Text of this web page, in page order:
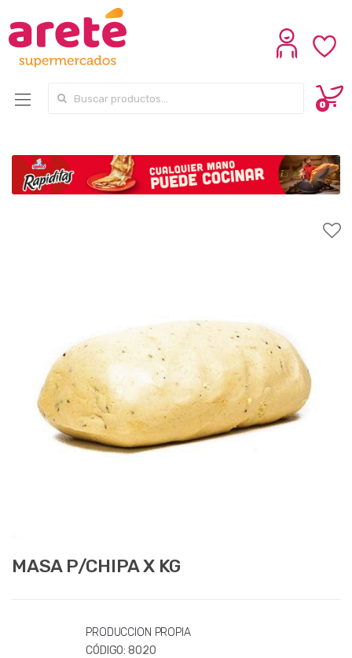
Search for:
0
MASA P/CHIPA X KG
PRODUCCION PROPIA
CÓDIGO: 8020